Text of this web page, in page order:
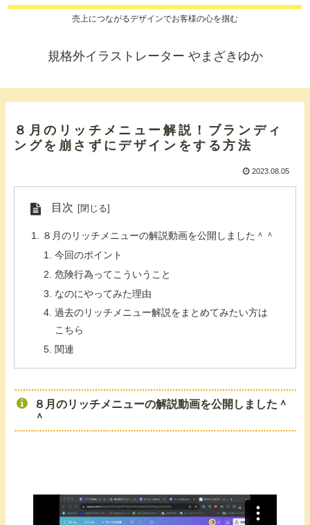
売上につながるデザインでお客様の心を掴む
規格外イラストレーター やまざきゆか
８月のリッチメニュー解説！ブランディ
ングを崩さずにデザインをする方法
2023.08.05
目次
８月のリッチメニューの解説動画を公開しました＾＾
今回のポイント
危険行為ってこういうこと
なのにやってみた理由
過去のリッチメニュー解説をまとめてみたい方は
こちら
関連
８月のリッチメニューの解説動画を公開しました＾
＾